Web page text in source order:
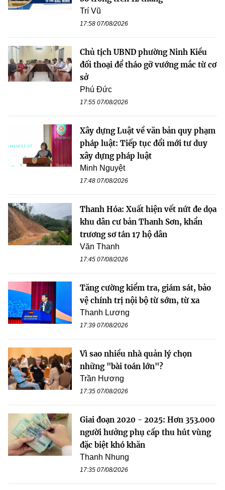
Trí Vũ
17:58 07/08/2026
Chủ tịch UBND phường Ninh Kiều
đối thoại để tháo gỡ vướng mắc từ cơ
sở
Phú Đức
17:55 07/08/2026
Xây dựng Luật về văn bản quy phạm
pháp luật: Tiếp tục đổi mới tư duy
xây dựng pháp luật
Minh Nguyệt
17:48 07/08/2026
Thanh Hóa: Xuất hiện vết nứt đe dọa
khu dân cư bản Thanh Sơn, khẩn
trương sơ tán 17 hộ dân
Văn Thanh
17:45 07/08/2026
Tăng cường kiểm tra, giám sát, bảo
vệ chính trị nội bộ từ sớm, từ xa
Thanh Lương
17:39 07/08/2026
Vì sao nhiều nhà quản lý chọn
những "bài toán lớn"?
Trần Hương
17:35 07/08/2026
Giai đoạn 2020 - 2025: Hơn 353.000
người hưởng phụ cấp thu hút vùng
đặc biệt khó khăn
Thanh Nhung
17:35 07/08/2026